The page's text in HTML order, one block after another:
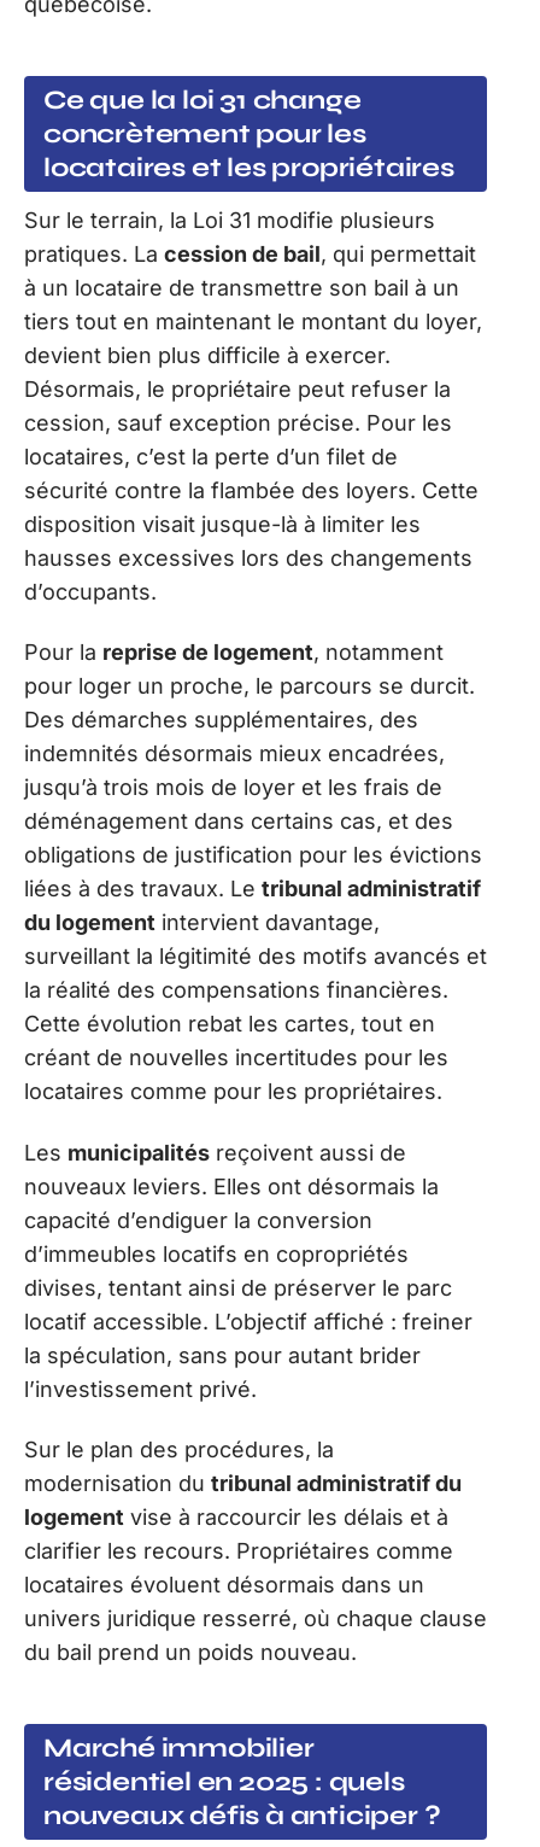
Ce que la loi 31 change
concrètement pour les
locataires et les propriétaires
Sur le terrain, la Loi 31 modifie plusieurs
pratiques. La cession de bail, qui permettait
à un locataire de transmettre son bail à un
tiers tout en maintenant le montant du loyer,
devient bien plus difficile à exercer.
Désormais, le propriétaire peut refuser la
cession, sauf exception précise. Pour les
locataires, c’est la perte d’un filet de
sécurité contre la flambée des loyers. Cette
disposition visait jusque-là à limiter les
hausses excessives lors des changements
d’occupants.
Pour la reprise de logement, notamment
pour loger un proche, le parcours se durcit.
Des démarches supplémentaires, des
indemnités désormais mieux encadrées,
jusqu’à trois mois de loyer et les frais de
déménagement dans certains cas, et des
obligations de justification pour les évictions
liées à des travaux. Le tribunal administratif
du logement intervient davantage,
surveillant la légitimité des motifs avancés et
la réalité des compensations financières.
Cette évolution rebat les cartes, tout en
créant de nouvelles incertitudes pour les
locataires comme pour les propriétaires.
Les municipalités reçoivent aussi de
nouveaux leviers. Elles ont désormais la
capacité d’endiguer la conversion
d’immeubles locatifs en copropriétés
divises, tentant ainsi de préserver le parc
locatif accessible. L’objectif affiché : freiner
la spéculation, sans pour autant brider
l’investissement privé.
Sur le plan des procédures, la
modernisation du tribunal administratif du
logement vise à raccourcir les délais et à
clarifier les recours. Propriétaires comme
locataires évoluent désormais dans un
univers juridique resserré, où chaque clause
du bail prend un poids nouveau.
Marché immobilier
résidentiel en 2025 : quels
nouveaux défis à anticiper ?